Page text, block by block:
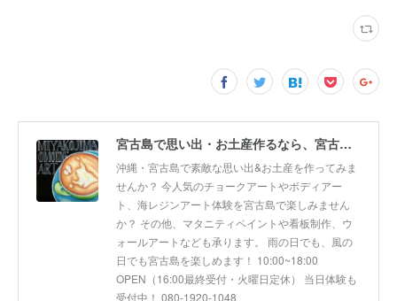
宮古島で思い出・お土産作るなら、宮古島思い出アート。人気のボディアートやチョークアート、海レジンアート体験が楽しめます！
沖縄・宮古島で素敵な思い出&お土産を作ってみま
せんか？ 今人気のチョークアートやボディアー
ト、海レジンアート体験を宮古島で楽しみません
か？ その他、マタニティペイントや看板制作、ウ
ォールアートなども承ります。 雨の日でも、風の
日でも宮古島を楽しめます！ 10:00~18:00
OPEN（16:00最終受付・火曜日定休） 当日体験も
受付中！ 080-1920-1048